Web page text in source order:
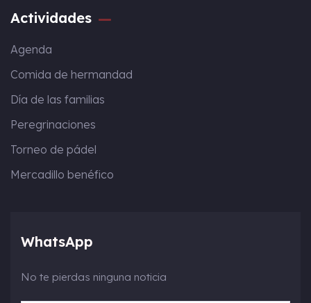
Actividades
Agenda
Comida de hermandad
Día de las familias
Peregrinaciones
Torneo de pádel
Mercadillo benéfico
WhatsApp
No te pierdas ninguna noticia